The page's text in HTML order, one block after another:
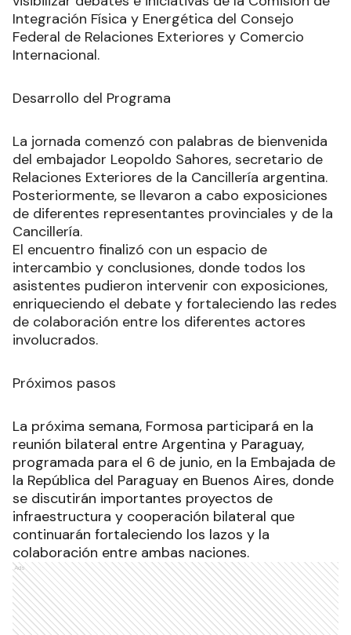
Integración Física y Energética del Consejo
Federal de Relaciones Exteriores y Comercio
Internacional.
Desarrollo del Programa
La jornada comenzó con palabras de bienvenida
del embajador Leopoldo Sahores, secretario de
Relaciones Exteriores de la Cancillería argentina.
Posteriormente, se llevaron a cabo exposiciones
de diferentes representantes provinciales y de la
Cancillería.
El encuentro finalizó con un espacio de
intercambio y conclusiones, donde todos los
asistentes pudieron intervenir con exposiciones,
enriqueciendo el debate y fortaleciendo las redes
de colaboración entre los diferentes actores
involucrados.
Próximos pasos
La próxima semana, Formosa participará en la
reunión bilateral entre Argentina y Paraguay,
programada para el 6 de junio, en la Embajada de
la República del Paraguay en Buenos Aires, donde
se discutirán importantes proyectos de
infraestructura y cooperación bilateral que
continuarán fortaleciendo los lazos y la
colaboración entre ambas naciones.
Ads